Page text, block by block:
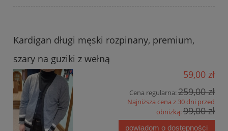
Kardigan długi męski rozpinany, premium,
szary na guziki z wełną
59,00 zł
Cena regularna:259,00 zł
Najniższa cena z 30 dni przed
obniżką:99,00 zł
powiadom o dostępności